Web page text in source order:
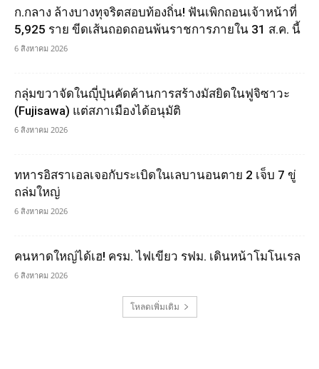
ก.กลาง ล้างบางทุจริตสอบท้องถิ่น! ฟันเพิกถอนเจ้าหน้าที่
5,925 ราย ขีดเส้นถอดถอนพ้นราชการภายใน 31 ส.ค. นี้
6 สิงหาคม 2026
กลุ่มขวาจัดในญุี่ปุ่นคัดค้านการสร้างมัสยิดในฟูจิซาวะ
(Fujisawa) แต่สภาเมืองได้อนุมัติ
6 สิงหาคม 2026
ทหารอิสราเอลเจอกับระเบิดในเลบานอนตาย 2 เจ็บ 7 ขู่
ถล่มใหญ่
6 สิงหาคม 2026
คนหาดใหญ่ได้เฮ! ครม. ไฟเขียว รฟม. เดินหน้าโมโนเรล
6 สิงหาคม 2026
โหลดเพิ่มเติม